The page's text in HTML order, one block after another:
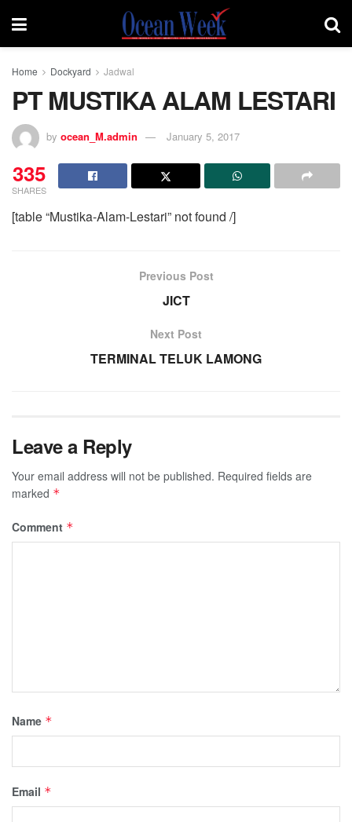
Home Dockyard Jadwal
PT MUSTIKA ALAM LESTARI
by ocean_M.admin January 5, 2017
335
SHARES
[table “Mustika-Alam-Lestari” not found /]
Previous Post
JICT
Next Post
TERMINAL TELUK LAMONG
Leave a Reply
Your email address will not be published. Required fields are
marked *
Comment *
Name *
Email *